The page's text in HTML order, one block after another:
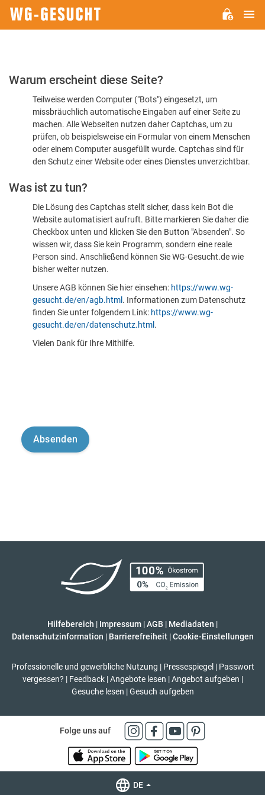
Bitte
dass
sind
Warum erscheint diese Seite?
Teilweise werden Computer ("Bots") eingesetzt, um
missbräuchlich automatische Eingaben auf einer Seite zu
machen. Alle Webseiten nutzen daher Captchas, um zu
prüfen, ob beispielsweise ein Formular von einem Menschen
oder einem Computer ausgefüllt wurde. Captchas sind für
den Schutz einer Website oder eines Dienstes unverzichtbar.
Was ist zu tun?
Die Lösung des Captchas stellt sicher, dass kein Bot die
Website automatisiert aufruft. Bitte markieren Sie daher die
Checkbox unten und klicken Sie den Button "Absenden". So
wissen wir, dass Sie kein Programm, sondern eine reale
Person sind. Anschließend können Sie WG-Gesucht.de wie
bisher weiter nutzen.
Unsere AGB können Sie hier einsehen: https://www.wg-
gesucht.de/en/agb.html . Informationen zum Datenschutz
finden Sie unter folgendem Link: https://www.wg-
gesucht.de/en/datenschutz.html .
Vielen Dank für Ihre Mithilfe.
Hilfebereich | Impressum |AGB | Mediadaten |
Datenschutzinformation | Barrierefreiheit | Cookie-Einstellungen
Professionelle und gewerbliche Nutzung | Pressespiegel | Passwort
vergessen? | Feedback | Angebote lesen | Angebot aufgeben |
Gesuche lesen | Gesuch aufgeben
Folge uns auf
DE